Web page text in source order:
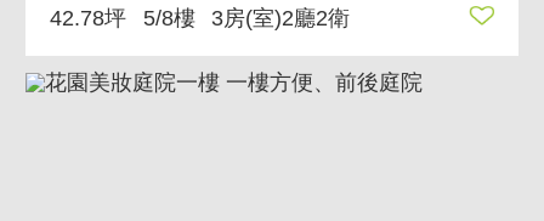
42.78坪 5/8樓 3房(室)2廳2衛